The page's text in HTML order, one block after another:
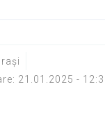
21.01.2025 -